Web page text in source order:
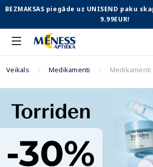
BEZMAKSAS piegāde uz UNISEND paku
9.99EUR!
Veikals Medikamenti